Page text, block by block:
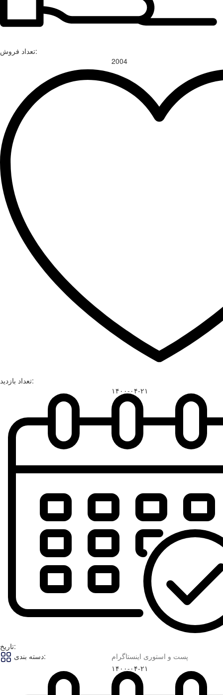
تعداد فروش:
تعداد بازدید:
2004
تاریخ:
۱۴۰۰-۰۴-۲۱
دسته بندی: پست و استوری اینستاگرام
۱۴۰۰-۰۴-۲۱